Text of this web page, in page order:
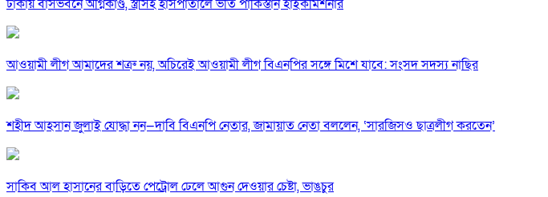
ঢাকায় বাসভবনে অগ্নিকাণ্ড, স্ত্রীসহ হাসপাতালে ভর্তি পাকিস্তান হাইকমিশনার
আওয়ামী লীগ আমাদের শত্রু নয়, অচিরেই আওয়ামী লীগ বিএনপির সঙ্গে মিশে যাবে: সংসদ সদস্য নাছির
শহীদ আহসান জুলাই যোদ্ধা নন—দাবি বিএনপি নেতার, জামায়াত নেতা বললেন, ‘সারজিসও ছাত্রলীগ করতেন’
সাকিব আল হাসানের বাড়িতে পেট্রোল ঢেলে আগুন দেওয়ার চেষ্টা, ভাঙচুর